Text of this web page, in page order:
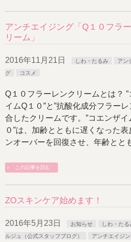
アンチエイジング「Q１０フラ
リーム」
2016年11月21日 しわ・たるみ
アン
グ
コスメ
Q１０フラーレンクリームとは？ ”
イムQ１０”と”抗酸化成分フラーレ
合したクリームです。”コエンザイ
０”は、加齢とともに遅くなった表
ンオーバーを回復させ、年齢とと
この記事を読む
ZOスキンケア始めます！
2016年5月23日 お知らせ しわ・たる
ルジュ（公式スタッフブログ）
アンチエイジ